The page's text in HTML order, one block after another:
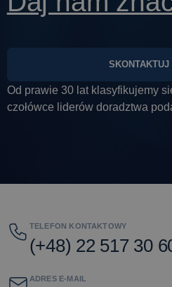
SKONTAKTUJ
Od prawie 30 lat klasyfikujemy
czołówce liderów doradztwa
TELEFON KONTAKTOWY
(+48) 22 517 30
ADRES E-MAIL